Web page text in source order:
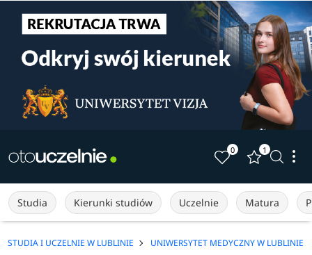
0 1
Studia Kierunki studiów Uczelnie Matura
STUDIA I UCZELNIE W LUBLINIE UNIWERSYTET MEDYCZNY W LUBLINIE